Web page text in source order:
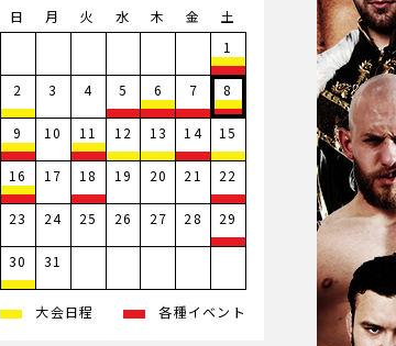
日 月 火 水 木 金
土
1
2 3 4 5 6 7 8
9 10 11 12 13 14 15
16 17 18 19 20 21 22
23 24 25 26 27 28 29
30 31
大会日程 各種イベント